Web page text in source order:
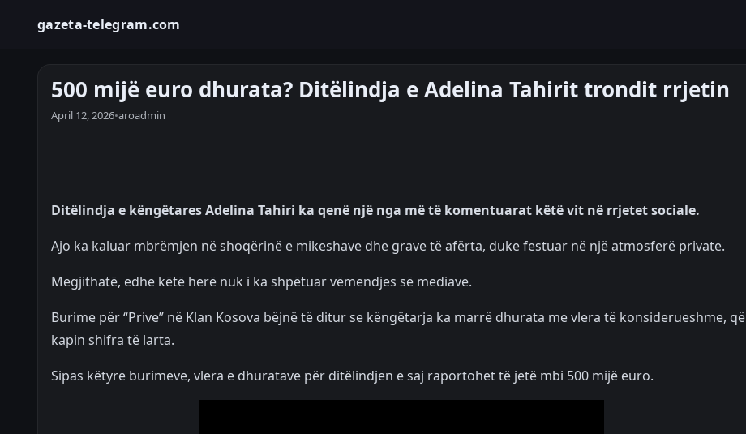
gazeta-telegram.com
500 mijë euro dhurata? Ditëlindja e Adelina Tahirit trondit rrjetin
April 12, 2026•aroadmin
Ditëlindja e këngëtares Adelina Tahiri ka qenë një nga më të komentuarat këtë vit në rrjetet sociale.
Ajo ka kaluar mbrëmjen në shoqërinë e mikeshave dhe grave të afërta, duke festuar në një atmosferë private.
Megjithatë, edhe këtë herë nuk i ka shpëtuar vëmendjes së mediave.
Burime për “Prive” në Klan Kosova bëjnë të ditur se këngëtarja ka marrë dhurata me vlera të konsiderueshme, që
kapin shifra të larta.
Sipas këtyre burimeve, vlera e dhuratave për ditëlindjen e saj raportohet të jetë mbi 500 mijë euro.